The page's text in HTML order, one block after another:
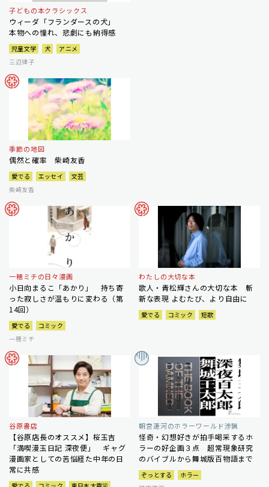
子どもの本クラシックス
ウィーダ「フランダースの犬」
本物への憧れ、悲劇にも納得感
児童文学 犬
アニメ
三辺律子
季節の地図
偶然と確率 柴崎友香
愛でる エッセイ
文芸
柴崎友香
一穂ミチの日々漫画
小日向まるこ「あかり」 持ち寄
った寂しさが温もりに変わる（第
14回）
愛でる
コミック
一穂ミチ
わたしの大切な本
歌人・青松輝さんの大切な本 斬
新な表現 よむたび、より自由に
愛でる コミック 短歌
谷原書店
【谷原店長のオススメ】桜玉吉
「満喫漫玉日記 深夜便」 ギャグ
漫画家としての苦悩経た中年の日
常に共感
朝宮運河のホラーワールド渉猟
怪奇・幻想好きが拍手喝采するホ
ラーの好企画３点 超常現象研究
のバイブルから舞城版百物語まで
ぞっとする
ホラー